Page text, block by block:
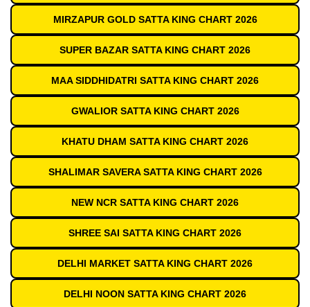
MIRZAPUR GOLD SATTA KING CHART 2026
SUPER BAZAR SATTA KING CHART 2026
MAA SIDDHIDATRI SATTA KING CHART 2026
GWALIOR SATTA KING CHART 2026
KHATU DHAM SATTA KING CHART 2026
SHALIMAR SAVERA SATTA KING CHART 2026
NEW NCR SATTA KING CHART 2026
SHREE SAI SATTA KING CHART 2026
DELHI MARKET SATTA KING CHART 2026
DELHI NOON SATTA KING CHART 2026